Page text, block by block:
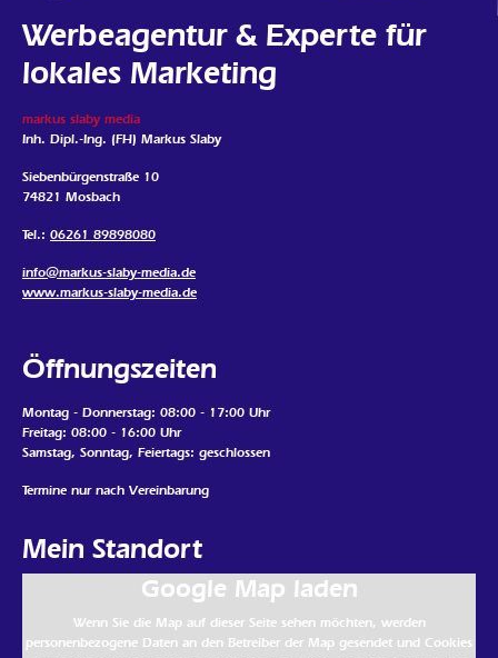
Werbeagentur & Experte für
lokales Marketing
markus slaby media
Inh. Dipl.-Ing. (FH) Markus Slaby
Siebenbürgenstraße 10
74821 Mosbach
Tel.: 06261 89898080
info@markus-slaby-media.de
www.markus-slaby-media.de
Öffnungszeiten
Montag - Donnerstag: 08:00 - 17:00 Uhr
Freitag: 08:00 - 16:00 Uhr
Samstag, Sonntag, Feiertags: geschlossen
Termine nur nach Vereinbarung
Mein Standort
Google Map laden
Wenn Sie die Map auf dieser Seite sehen möchten, werden
personenbezogene Daten an den Betreiber der Map gesendet und Cookies